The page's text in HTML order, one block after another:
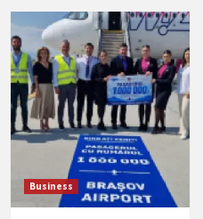
Business